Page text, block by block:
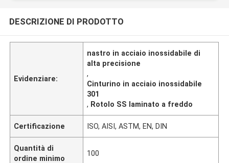
DESCRIZIONE DI PRODOTTO
Evidenziare:
nastro in acciaio inossidabile di
alta precisione
,
Cinturino in acciaio inossidabile
301
, Rotolo SS laminato a freddo
Certificazione ISO, AISI, ASTM, EN, DIN
Quantità di
ordine minimo
100